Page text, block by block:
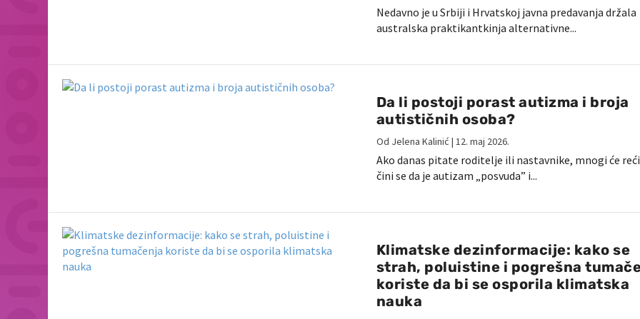
Nedavno je u Srbiji i Hrvatskoj javna predavanja držala
australska praktikantkinja alternativne...
Da li postoji porast autizma i broja
autističnih osoba?
Od Jelena Kalinić | 12. maj 2026.
Ako danas pitate roditelje ili nastavnike, mnogi će
čini se da je autizam „posvuda” i...
Klimatske dezinformacije: kako se
strah, poluistine i pogrešna
koriste da bi se osporila klimatska
nauka